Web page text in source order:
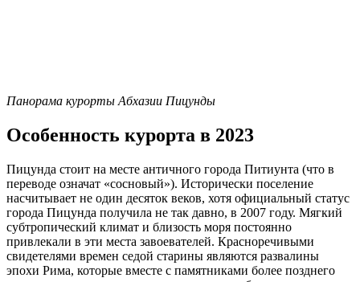
Панорама курорты Абхазии Пицунды
Особенность курорта в 2023
Пицунда стоит на месте античного города Питиунта (что в
переводе означат «сосновый»). Исторически поселение
насчитывает не один десяток веков, хотя официальный статус
города Пицунда получила не так давно, в 2007 году. Мягкий
субтропический климат и близость моря постоянно
привлекали в эти места завоевателей. Красноречивыми
свидетелями времен седой старины являются развалины
эпохи Рима, которые вместе с памятниками более позднего